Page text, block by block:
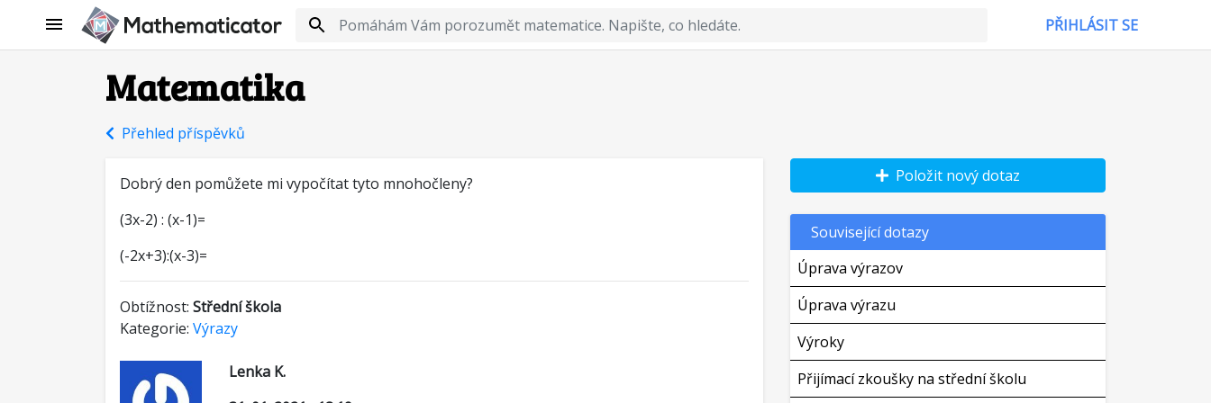
PŘIHLÁSIT SE
Matematika
Přehled příspěvků
Dobrý den pomůžete mi vypočítat tyto mnohočleny?
(3x-2) : (x-1)=
(-2x+3):(x-3)=
Obtížnost: Střední škola
Kategorie: Výrazy
Lenka K.
Položit nový dotaz
Související dotazy
Úprava výrazov
Úprava výrazu
Výroky
Přijímací zkoušky na střední školu